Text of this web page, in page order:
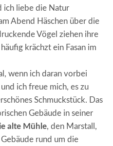
ich liebe die Natur
Abend Häschen über die
Vögel ziehen ihre
krächzt ein Fasan im
wenn ich daran vorbei
ich freue mich, es zu
Schmuckstück. Das
Gebäude in seiner
alte Mühle, den Marstall,
rund um die